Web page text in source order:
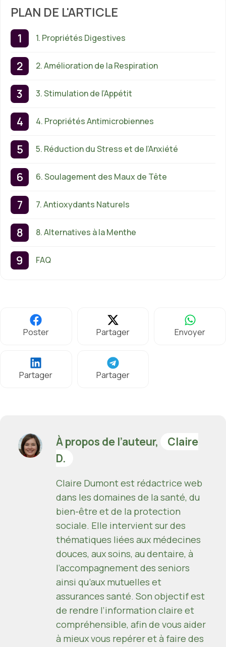
PLAN DE L'ARTICLE
1. Propriétés Digestives
2. Amélioration de la Respiration
3. Stimulation de l’Appétit
4. Propriétés Antimicrobiennes
5. Réduction du Stress et de l’Anxiété
6. Soulagement des Maux de Tête
7. Antioxydants Naturels
8. Alternatives à la Menthe
FAQ
Poster Partager Envoyer
Partager Partager
À propos de l’auteur,
Claire
D.
Claire Dumont est rédactrice web
dans les domaines de la santé, du
bien-être et de la protection
sociale. Elle intervient sur des
thématiques liées aux médecines
douces, aux soins, au dentaire, à
l’accompagnement des seniors
ainsi qu’aux mutuelles et
assurances santé. Son objectif est
de rendre l’information claire et
compréhensible, afin de vous aider
à mieux vous repérer et à faire des